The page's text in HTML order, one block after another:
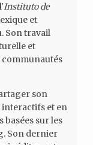
Instituto de
et
Son travail
et
communautés
son
interactifs et en
sur les
Son dernier